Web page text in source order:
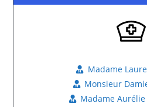
Madame
Monsieur
Madame Aurélie